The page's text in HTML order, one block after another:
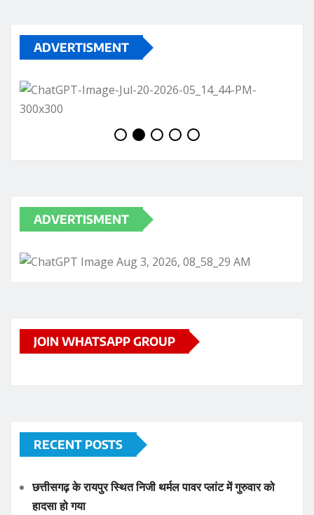
ADVERTISMENT
ADVERTISMENT
JOIN WHATSAPP GROUP
RECENT POSTS
छत्तीसगढ़ के रायपुर स्थित निजी थर्मल पावर प्लांट में गुरुवार को
हादसा हो गया